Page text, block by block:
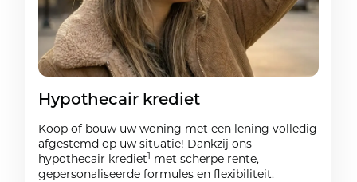
Hypothecair krediet
Koop of bouw uw woning met een lening volledig
afgestemd op uw situatie! Dankzij ons
hypothecair krediet1 met scherpe rente,
gepersonaliseerde formules en flexibiliteit.